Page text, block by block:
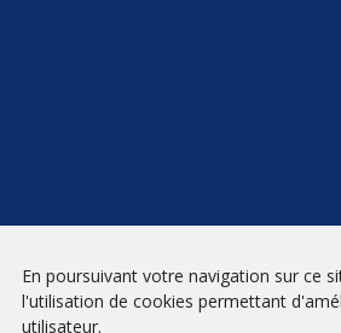
NEWSLETTER
En poursuivant votre navigation sur ce
l'utilisation de cookies permettant
utilisateur.